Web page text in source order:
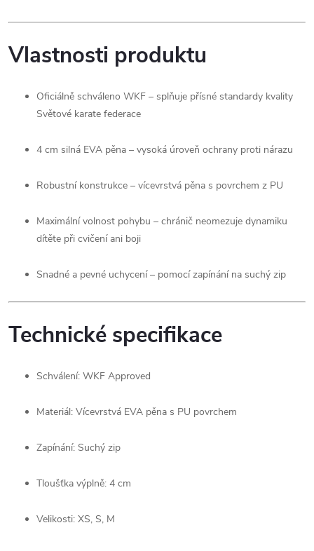
Vlastnosti produktu
Oficiálně schváleno WKF – splňuje přísné standardy kvality
Světové karate federace
4 cm silná EVA pěna – vysoká úroveň ochrany proti nárazu
Robustní konstrukce – vícevrstvá pěna s povrchem z PU
Maximální volnost pohybu – chránič neomezuje dynamiku
dítěte při cvičení ani boji
Snadné a pevné uchycení – pomocí zapínání na suchý zip
Technické specifikace
Schválení: WKF Approved
Materiál: Vícevrstvá EVA pěna s PU povrchem
Zapínání: Suchý zip
Tloušťka výplně: 4 cm
Velikosti: XS, S, M